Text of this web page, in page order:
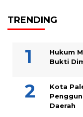
TRENDING
Hukum
Bukti
Kota
Daerah